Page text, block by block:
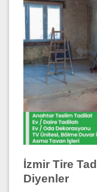
İzmir Tire
Diyenler